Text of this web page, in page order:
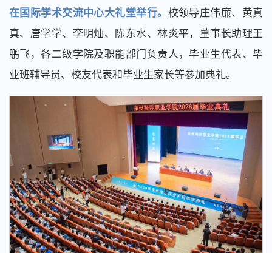
在国际学术交流中心大礼堂举行。 校领导庄伟廉、黄真
真、唐学学、李明灿、陈东水、林炎平，董事长助理王
鹏飞，各二级学院及职能部门负责人，毕业生代表、毕
业班辅导员、校友代表和毕业生家长等参加典礼。